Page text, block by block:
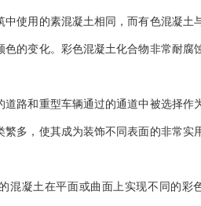
中使用的素混凝土相同，而有色混凝土
色的变化。彩色混凝土化合物非常耐腐
道路和重型车辆通过的通道中被选择作
繁多，使其成为装饰不同表面的非常实
混凝土在平面或曲面上实现不同的彩